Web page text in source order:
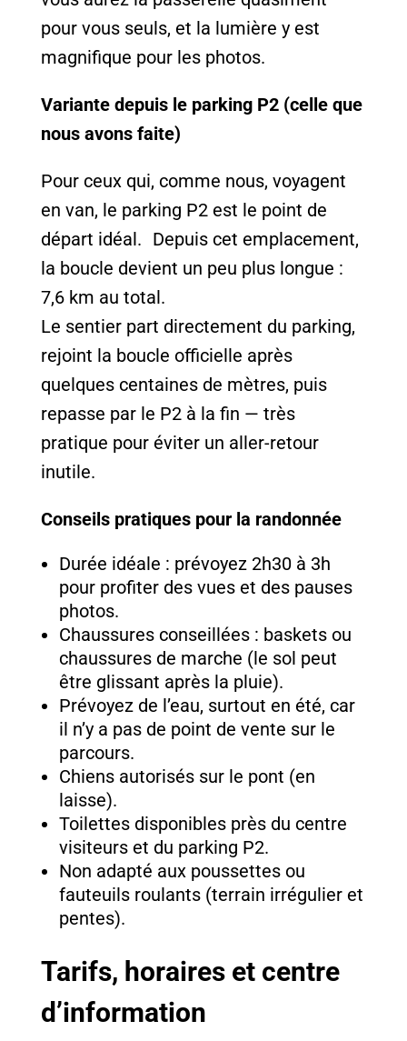
pour vous seuls, et la lumière y est
magnifique pour les photos.
Variante depuis le parking P2 (celle que
nous avons faite)
Pour ceux qui, comme nous, voyagent
en van, le parking P2 est le point de
départ idéal. Depuis cet emplacement,
la boucle devient un peu plus longue :
7,6 km au total.
Le sentier part directement du parking,
rejoint la boucle officielle après
quelques centaines de mètres, puis
repasse par le P2 à la fin — très
pratique pour éviter un aller-retour
inutile.
Conseils pratiques pour la randonnée
Durée idéale : prévoyez 2h30 à 3h
pour profiter des vues et des pauses
photos.
Chaussures conseillées : baskets ou
chaussures de marche (le sol peut
être glissant après la pluie).
Prévoyez de l’eau, surtout en été, car
il n’y a pas de point de vente sur le
parcours.
Chiens autorisés sur le pont (en
laisse).
Toilettes disponibles près du centre
visiteurs et du parking P2.
Non adapté aux poussettes ou
fauteuils roulants (terrain irrégulier et
pentes).
Tarifs, horaires et centre
d’information